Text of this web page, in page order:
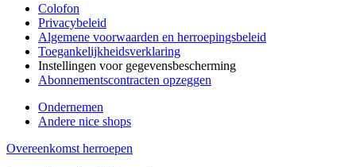
Colofon
Privacybeleid
Algemene voorwaarden en herroepingsbeleid
Toegankelijkheidsverklaring
Instellingen voor gegevensbescherming
Abonnementscontracten opzeggen
Ondernemen
Andere nice shops
Overeenkomst herroepen